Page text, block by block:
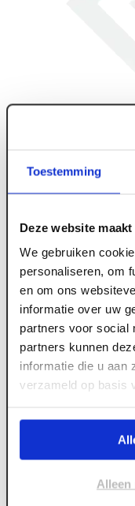
Toestemming
Deze website
We gebruiken
personaliseren, om
en om ons
informatie over uw
partners voor social
partners kunnen
informatie die u aan
verzameld op basis
Alleen
ART006404
Pica-Dry
Meld je aan